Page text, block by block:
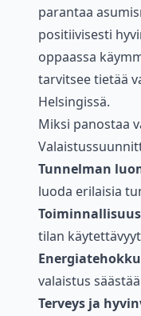
parantaa
positiivisesti
oppaassa
tarvitsee tietää
Helsingissä.
Miksi panostaa
Tunnelman
luoda erilaisia
Toiminnallisuus
tilan
valaistus
Terveys ja